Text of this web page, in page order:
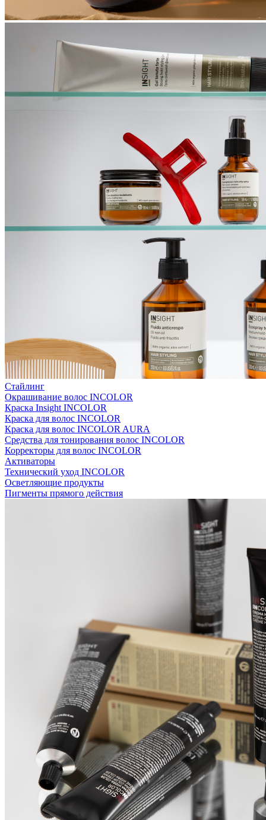
Стайлинг
Окрашивание волос INCOLOR
Краска Insight INCOLOR
Краска для волос INCOLOR
Краска для волос INCOLOR AURA
Средства для тонирования волос INCOLOR
Корректоры для волос INCOLOR
Активаторы
Технический уход INCOLOR
Осветляющие продукты
Пигменты прямого действия